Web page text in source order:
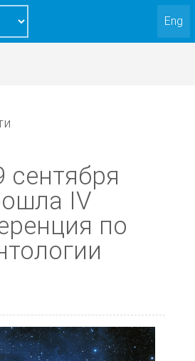
Eng
сентября
IV
по